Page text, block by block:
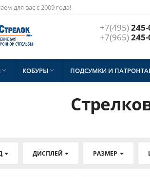
для вас с 2009 года!
+7(495)245-
+7(965)245-
 КОБУРЫ  ПОДСУМКИ И
ДИСПЛЕЙ РАЗМЕР